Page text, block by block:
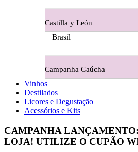
Herdade da Lisboa Alentejo
Herdade Do Freixo -
Herdade do Moinho
Herdade do Sobroso
Castilla y León
Brasil
Campanha Gaúcha
Vinhos
Destilados
Licores e Degustação
Acessórios e Kits
CAMPANHA LANÇAMENTO:
LOJA! UTILIZE O CUPÃO